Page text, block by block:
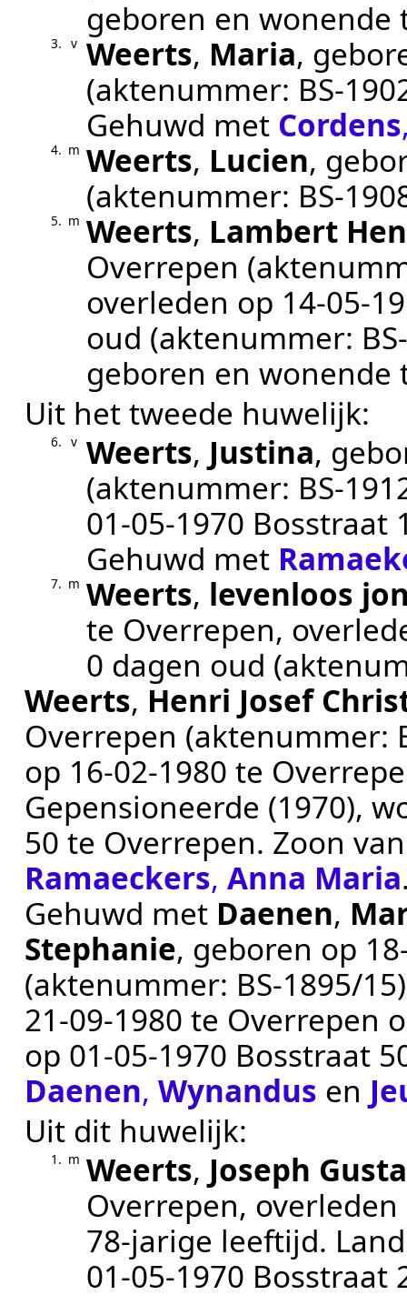
geboren en wonende
3. v Weerts, Maria,
(aktenummer: BS-
Gehuwd met Cordens
4. m Weerts, Lucien,
(aktenummer: BS-
5. m Weerts, Lambert
Overrepen
overleden op
oud (aktenummer:
geboren en wonende
Uit het tweede huwelijk:
6. v Weerts, Justina,
(aktenummer: BS-
01‑05‑1970 Bosstraat
Gehuwd met
7. m Weerts, levenloos
te Overrepen,
0 dagen oud
Weerts, Henri Josef
Overrepen (aktenummer:
op 16‑02‑1980 te
Gepensioneerde (1970),
50 te Overrepen. Zoon
Ramaeckers,Anna Maria
Gehuwd met Daenen,
Stephanie, geboren op
(aktenummer: BS-1895/15
21‑09‑1980 te Overrepen
op 01‑05‑1970 Bosstraat
Daenen,Wynandus en
Uit dit huwelijk:
1. m Weerts, Joseph
Overrepen,
78-jarige leeftijd.
01‑05‑1970 Bosstraat